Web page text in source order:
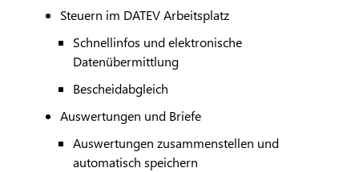
Steuern im DATEVArbeitsplatz
Schnellinfos und elektronische
Datenübermittlung
Bescheidabgleich
Auswertungen und Briefe
Auswertungen zusammenstellen und
automatisch speichern